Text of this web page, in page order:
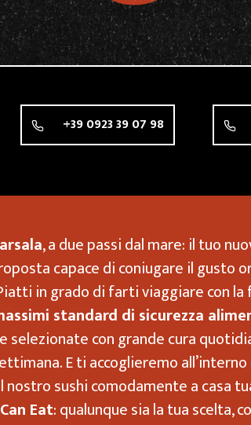
+39 0923 39 07 98
, a due passi dal mare: il tuo
capace di coniugare il gusto
in grado di farti viaggiare con
standard di sicurezza
selezionate con grande cura
E ti accoglieremo
sushi comodamente a casa
Eat: qualunque sia la tua scelta,